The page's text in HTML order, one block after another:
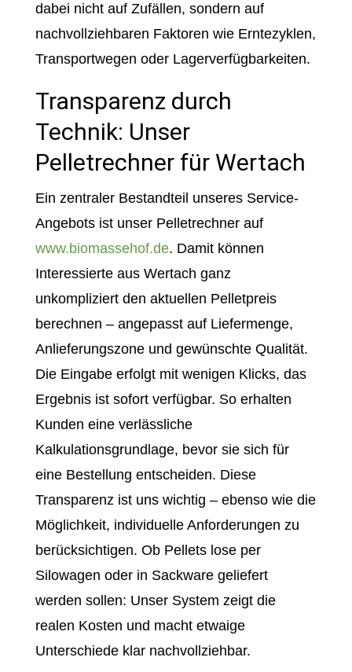
dabei nicht auf Zufällen, sondern auf
nachvollziehbaren Faktoren wie Erntezyklen,
Transportwegen oder Lagerverfügbarkeiten.
Transparenz durch
Technik: Unser
Pelletrechner für Wertach
Ein zentraler Bestandteil unseres Service-
Angebots ist unser Pelletrechner auf
www.biomassehof.de. Damit können
Interessierte aus Wertach ganz
unkompliziert den aktuellen Pelletpreis
berechnen – angepasst auf Liefermenge,
Anlieferungszone und gewünschte Qualität.
Die Eingabe erfolgt mit wenigen Klicks, das
Ergebnis ist sofort verfügbar. So erhalten
Kunden eine verlässliche
Kalkulationsgrundlage, bevor sie sich für
eine Bestellung entscheiden. Diese
Transparenz ist uns wichtig – ebenso wie die
Möglichkeit, individuelle Anforderungen zu
berücksichtigen. Ob Pellets lose per
Silowagen oder in Sackware geliefert
werden sollen: Unser System zeigt die
realen Kosten und macht etwaige
Unterschiede klar nachvollziehbar.